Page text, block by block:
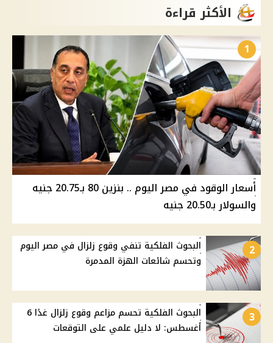
الأكثر قراءة
1
أسعار الوقود في مصر اليوم .. بنزين 80 بـ20.75 جنيه
والسولار بـ20.50 جنيه
2
البحوث الفلكية تنفي وقوع زلزال في مصر اليوم
وتحسم شائعات الهزة المدمرة
3
البحوث الفلكية تحسم مزاعم وقوع زلزال غدًا 6
أغسطس: لا دليل علمي على التوقعات